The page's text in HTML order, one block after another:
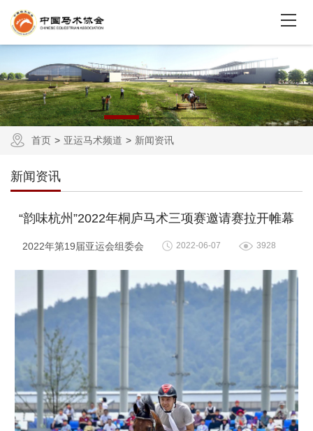
首页 亚运马术频道 新闻资讯
新闻资讯
“韵味杭州”2022年桐庐马术三项赛邀请赛拉开帷幕
2022年第19届亚运会组委会 2022-06-07 3928